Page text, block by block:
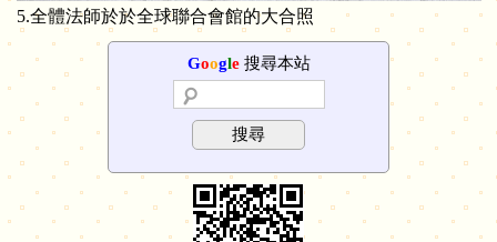
5.全體法師於於全球聯合會館的大合照
Google搜尋本站
搜尋